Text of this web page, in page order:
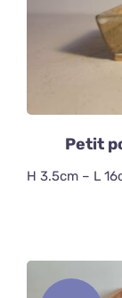
Petit
H 3.5cm – L